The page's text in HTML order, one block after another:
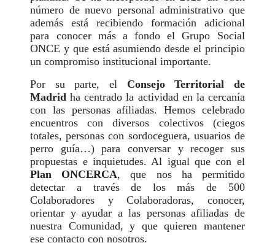
número de nuevo personal administrativo que
además está recibiendo formación adicional
para conocer más a fondo el Grupo Social
ONCE y que está asumiendo desde el principio
un compromiso institucional importante.
Por su parte, el Consejo Territorial de
Madrid ha centrado la actividad en la cercanía
con las personas afiliadas. Hemos celebrado
encuentros con diversos colectivos (ciegos
totales, personas con sordoceguera, usuarios de
perro guía…) para conversar y recoger sus
propuestas e inquietudes. Al igual que con el
Plan ONCERCA, que nos ha permitido
detectar a través de los más de 500
Colaboradores y Colaboradoras, conocer,
orientar y ayudar a las personas afiliadas de
nuestra Comunidad, y que quieren mantener
ese contacto con nosotros.